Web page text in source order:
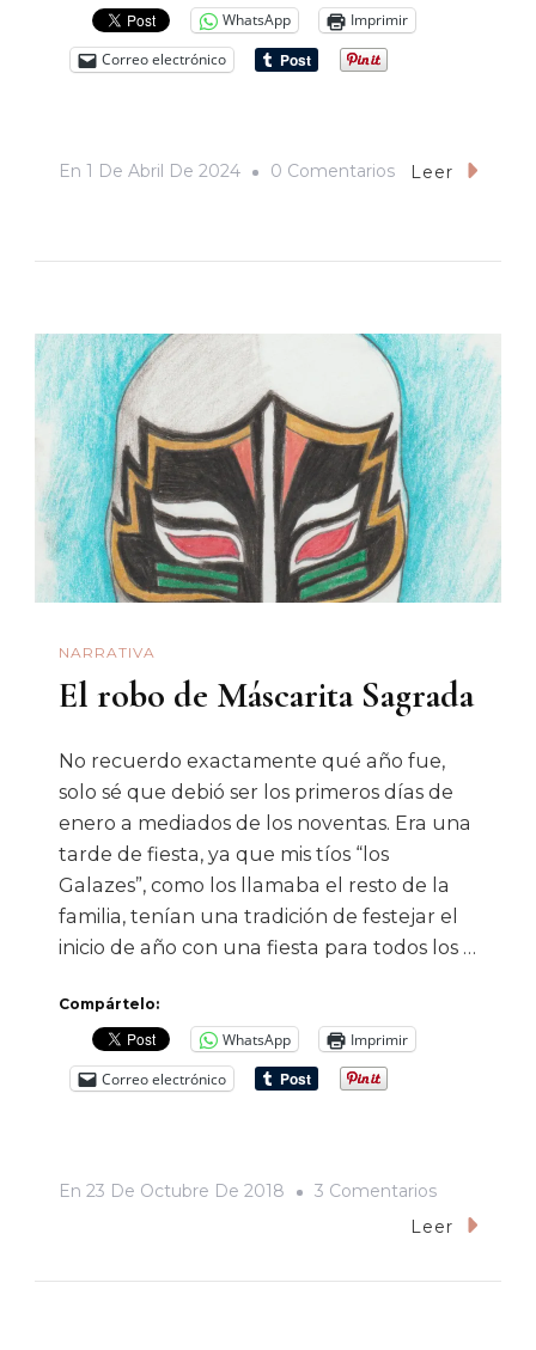
WhatsApp
Imprimir
Correo electrónico
En 1 De Abril De 2024 0 ComentariosEn
Las
Complejidades
De
La
Masculinidad
Leer
NARRATIVA
El robo de Máscarita Sagrada
No recuerdo exactamente qué año fue,
solo sé que debió ser los primeros días de
enero a mediados de los noventas. Era una
tarde de fiesta, ya que mis tíos “los
Galazes”, como los llamaba el resto de la
familia, tenían una tradición de festejar el
inicio de año con una fiesta para todos los …
Compártelo:
WhatsApp
Imprimir
Correo electrónico
En 23 De Octubre De 2018 3 ComentariosEn
El
Leer